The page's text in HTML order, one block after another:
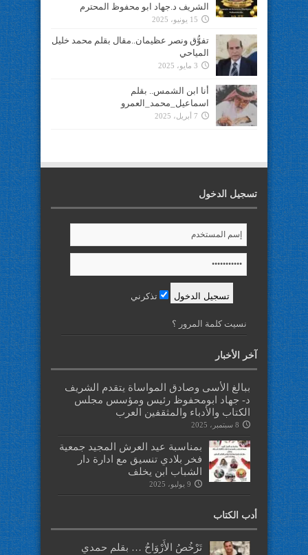
الشريف د.جهاد ابو محفوظ المحترم
15 يونيو، 2025
تفوُّق ونصر عظيمان..مقال بقلم محمد خليل
المياحي
3 مايو، 2025
أنا ابن الشمس.. بقلم
اسماعيل_محمد_العمرو
7 أبريل، 2025
تسجيل الدخول
تذكرني
نسيت كلمة المرور ؟
آخر الأخبار
ببالغ الأسى وصادق المواساة يتقدم الشريف
د- جهاد ابومحفوظ رئيس ومؤسس مجلس
الكتاب والأدباء والمثقفين العرب
8 سبتمبر، 2025
بمناسبة عيد العرش المجيد جمعية
فخر بلادي تنسيق مع ادارة دار
الشباب ابن يخلف
9 يوليو، 2025
أدب الكتاب
تَرْخُصُ الأَرْوَاحُ … بقلم حمدي